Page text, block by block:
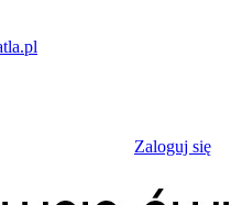
Zaloguj się